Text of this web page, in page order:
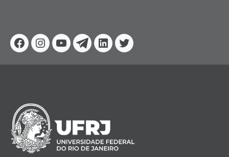
Facebook
Instagram
YoutubeTelegram
Linkedin
Twitter